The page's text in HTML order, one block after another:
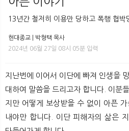
13년간 철저히 이용만 당하고 폭행 협박
현대종교 | 박형택 목사
2024년 06월 27일 08시 05분 입력
지난번에 이어서 이단에 빠져 인생을
대하여 말씀을 드리고자 합니다. 이분
지만 어떻게 보상받을 수 없이 아픈
내야만 합니다. 이단 피해자의 삶은